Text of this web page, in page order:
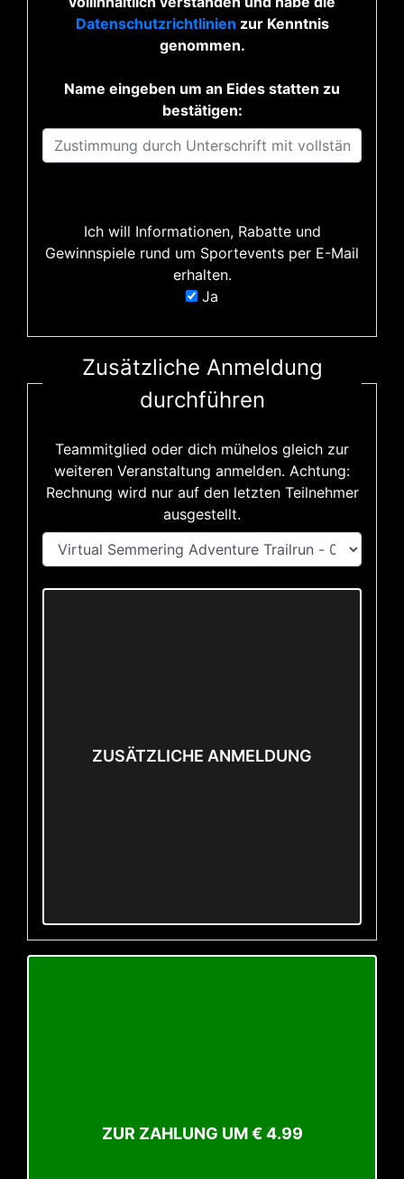
Datenschutzrichtlinien zur Kenntnis
genommen.
Name eingeben um an Eides statten zu
bestätigen:
Ich will Informationen, Rabatte und
Gewinnspiele rund um Sportevents per E-Mail
erhalten.
Ja
Zusätzliche Anmeldung
durchführen
Teammitglied oder dich mühelos gleich zur
weiteren Veranstaltung anmelden. Achtung:
Rechnung wird nur auf den letzten Teilnehmer
ausgestellt.
ZUSÄTZLICHE ANMELDUNG